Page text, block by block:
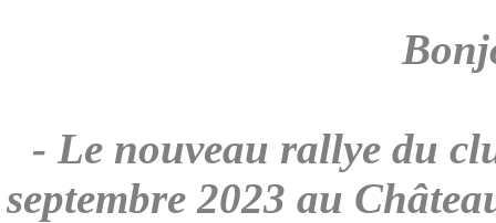
- Le nouveau rallye du
septembre 2023 au